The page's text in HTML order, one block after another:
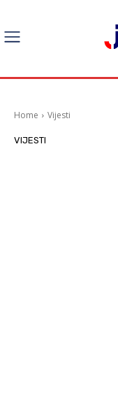
Home Vijesti
VIJESTI